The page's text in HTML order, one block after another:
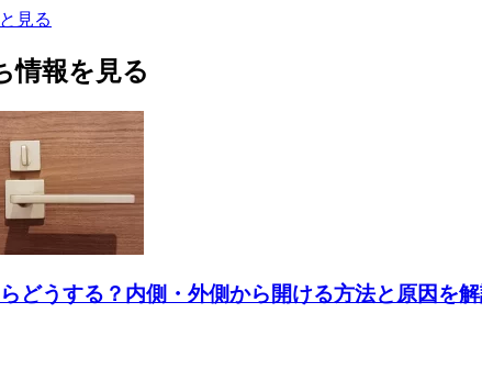
見る
情報を見る
どうする？内側・外側から開ける方法と原因を